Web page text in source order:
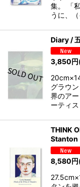
集。 「
うに、
Diary /
3,850 円
グラウ
界のア
ーティ
THINK
Stanton
8,580円